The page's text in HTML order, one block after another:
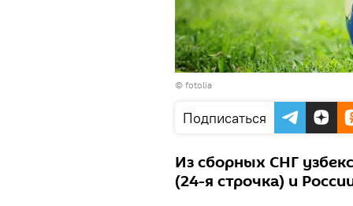
© fotolia
Подписаться
Из сборных СНГ
(24-я строчка) и